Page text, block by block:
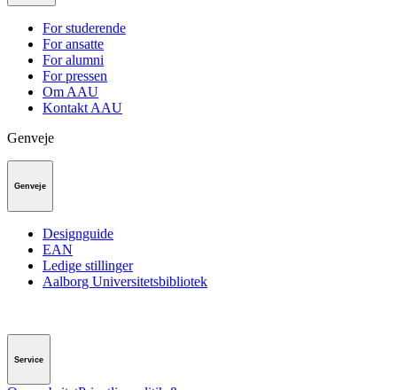
For studerende
For ansatte
For alumni
For pressen
Om AAU
Kontakt AAU
Genveje
Genveje
Designguide
EAN
Ledige stillinger
Aalborg Universitetsbibliotek
Service